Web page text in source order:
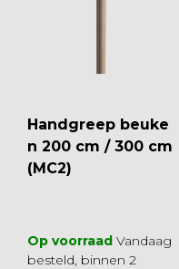
Handgreep beuke
n 200 cm / 300 cm
(MC2)
Op voorraad Vandaag
besteld, binnen 2